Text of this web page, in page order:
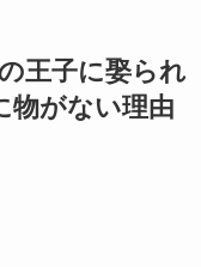
王子に娶られ
物がない理由